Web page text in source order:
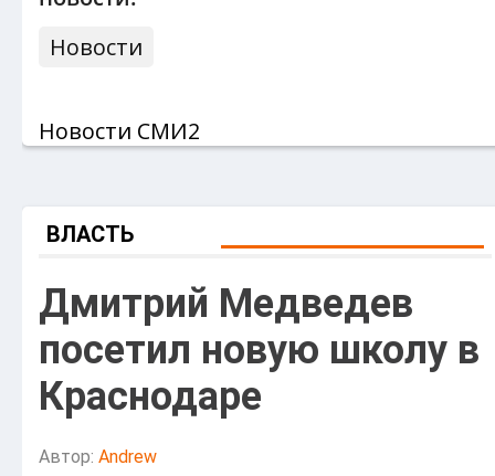
Новости
Новости СМИ2
ВЛАСТЬ
Дмитрий Медведев
посетил новую школу в
Краснодаре
Автор: Andrew